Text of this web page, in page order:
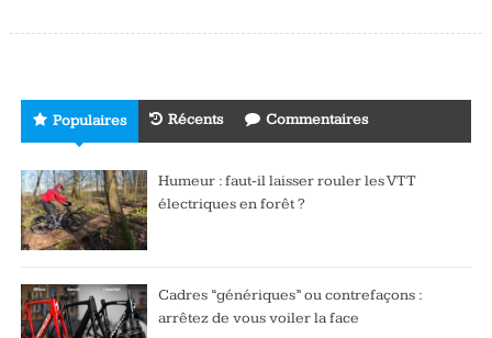
Populaires Récents Commentaires
Humeur : faut-il laisser rouler les VTT
électriques en forêt ?
Cadres “génériques” ou contrefaçons :
arrêtez de vous voiler la face